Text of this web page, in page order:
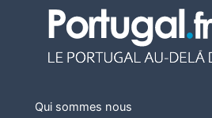
Qui sommes nous